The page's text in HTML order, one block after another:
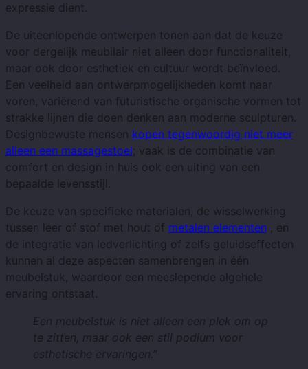
expressie dient.
De uiteenlopende ontwerpen tonen aan dat de keuze
voor dergelijk meubilair niet alleen door functionaliteit,
maar ook door esthetiek en cultuur wordt beïnvloed.
Een veelheid aan ontwerpmogelijkheden komt naar
voren, variërend van futuristische organische vormen tot
strakke lijnen die doen denken aan moderne sculpturen.
Designbewuste mensen kopen tegenwoordig niet meer
alleen een massagestoel; vaak is de combinatie van
comfort en design in huis ook een uiting van een
bepaalde levensstijl.
De keuze van specifieke materialen, de wisselwerking
tussen leer of stof met hout of metalen elementen , en
de integratie van ledverlichting of zelfs geluidseffecten
kunnen al deze aspecten samenbrengen in één
meubelstuk, waardoor een meeslepende algehele
ervaring ontstaat.
Een meubelstuk is niet alleen een plek om op
te zitten, maar ook een stil podium voor
esthetische ervaringen.”